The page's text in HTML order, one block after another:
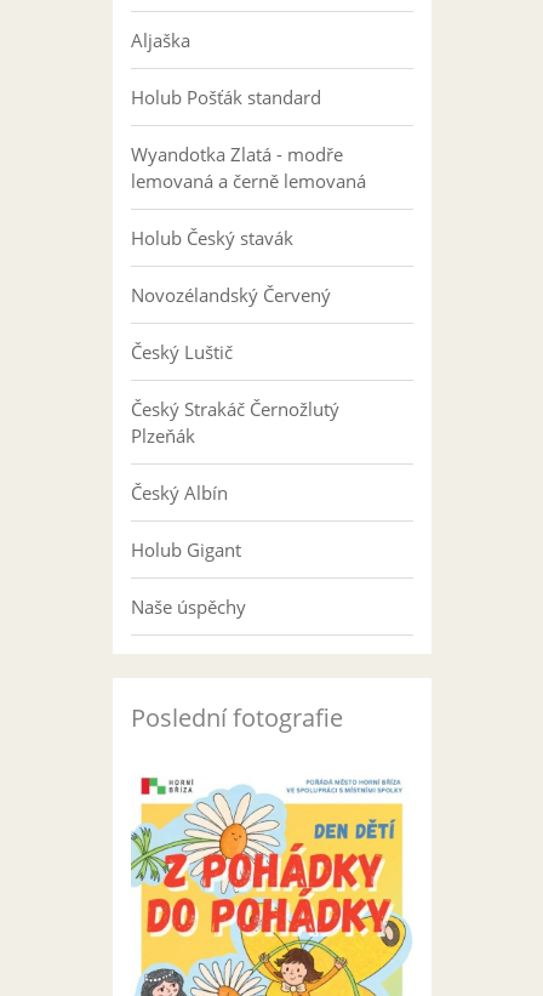
Aljaška
Holub Pošťák standard
Wyandotka Zlatá - modře
lemovaná a černě lemovaná
Holub Český stavák
Novozélandský Červený
Český Luštič
Český Strakáč Černožlutý
Plzeňák
Český Albín
Holub Gigant
Naše úspěchy
Poslední fotografie